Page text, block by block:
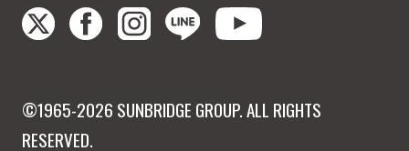
©1965-2026 SUNBRIDGE GROUP. ALL RIGHTS
RESERVED.